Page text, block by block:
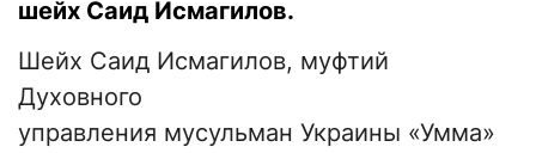
шейх Саид Исмагилов.
Шейх Саид Исмагилов, муфтий
Духовного
управления мусульман Украины «Умма»